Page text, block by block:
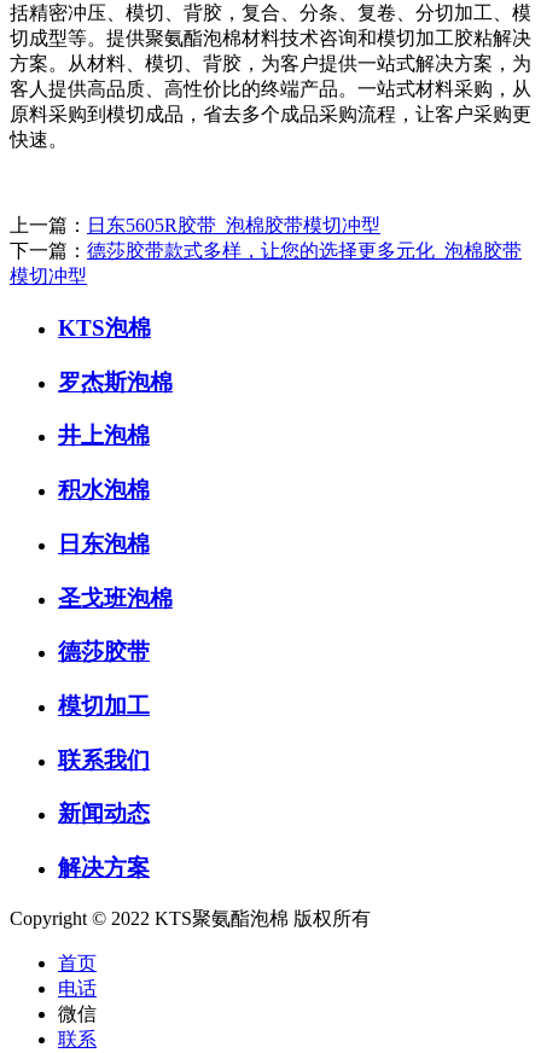
括精密冲压、模切、背胶，复合、分条、复卷、分切加工、模
切成型等。提供聚氨酯泡棉材料技术咨询和模切加工胶粘解决
方案。从材料、模切、背胶，为客户提供一站式解决方案，为
客人提供高品质、高性价比的终端产品。一站式材料采购，从
原料采购到模切成品，省去多个成品采购流程，让客户采购更
快速。
上一篇： 日东5605R胶带_泡棉胶带模切冲型
下一篇： 德莎胶带款式多样，让您的选择更多元化_泡棉胶带
模切冲型
KTS泡棉
罗杰斯泡棉
井上泡棉
积水泡棉
日东泡棉
圣戈班泡棉
德莎胶带
模切加工
联系我们
新闻动态
解决方案
Copyright © 2022 KTS聚氨酯泡棉 版权所有
首页
电话
微信
联系